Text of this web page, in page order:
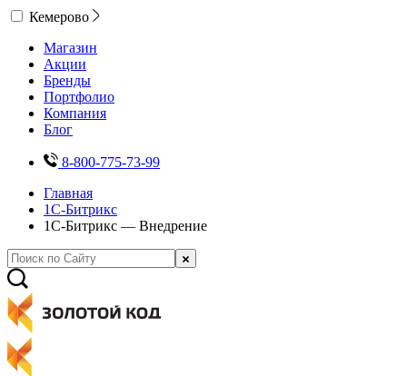
Кемерово
Магазин
Акции
Бренды
Портфолио
Компания
Блог
8-800-775-73-99
Главная
1С-Битрикс
1С-Битрикс — Внедрение